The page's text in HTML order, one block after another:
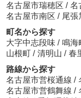
名古屋市瑞穂区 / 名
名古屋市南区 / 尾張
町名から探す
大字中志段味 / 鳴海
山根町 / 清明山 / 春
路線から探す
名古屋市営桜通線 /
名古屋市営鶴舞線 /